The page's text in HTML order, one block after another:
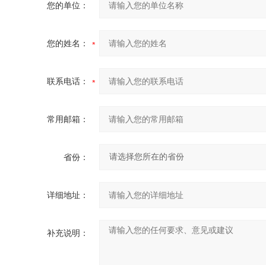
您的单位：
您的姓名：
联系电话：
常用邮箱：
省份：
详细地址：
补充说明：